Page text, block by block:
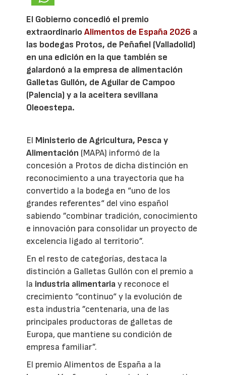
El Gobierno concedió el premio
extraordinarioAlimentos de España 2026 a
las bodegas Protos, de Peñafiel (Valladolid)
en una edición en la que también se
galardonó a la empresa de alimentación
Galletas Gullón, de Aguilar de Campoo
(Palencia) y a la aceitera sevillana
Oleoestepa.
El Ministerio de Agricultura, Pesca y
Alimentación (MAPA) informó de la
concesión a Protos de dicha distinción en
reconocimiento a una trayectoria que ha
convertido a la bodega en “uno de los
grandes referentes“ del vino español
sabiendo ”combinar tradición, conocimiento
e innovación para consolidar un proyecto de
excelencia ligado al territorio”.
En el resto de categorías, destaca la
distinción a Galletas Gullón con el premio a
la industria alimentariay reconoce el
crecimiento “continuo“ y la evolución de
esta industria ”centenaria, una de las
principales productoras de galletas de
Europa, que mantiene su condición de
empresa familiar”.
El premio Alimentos de España a la